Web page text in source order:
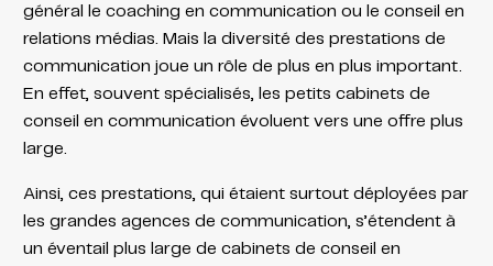
général le coaching en communication ou le conseil en
relations médias. Mais la diversité des prestations de
communication joue un rôle de plus en plus important.
En effet, souvent spécialisés, les petits cabinets de
conseil en communication évoluent vers une offre plus
large.
Ainsi, ces prestations, qui étaient surtout déployées par
les grandes agences de communication, s’étendent à
un éventail plus large de cabinets de conseil en